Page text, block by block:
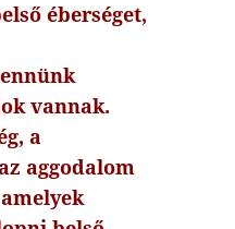
éberséget,
vannak.
a
aggodalom